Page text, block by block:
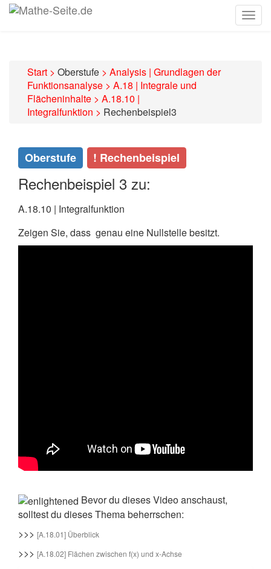
Start > Oberstufe > Analysis | Grundlagen der
Funktionsanalyse > A.18 | Integrale und
Flächeninhalte > A.18.10 |
Integralfunktion > Rechenbeispiel3
Oberstufe ! Rechenbeispiel
Rechenbeispiel 3 zu:
A.18.10 | Integralfunktion
Zeigen Sie, dass genau eine Nullstelle besitzt.
Bevor du dieses Video anschaust,
solltest du dieses Thema beherrschen:
>>> [A.18.01] Überblick
>>> [A.18.02] Flächen zwischen f(x) und x-Achse